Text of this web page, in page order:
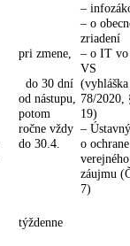
pri zmene,
do 30 dní
od nástupu,
potom
ročne vždy
do 30.4.
–
– o
zriadení
– o IT vo
VS
(vyhláška
78/2020,
19)
–
o ochrane
verejného
záujmu
7)
týždenne